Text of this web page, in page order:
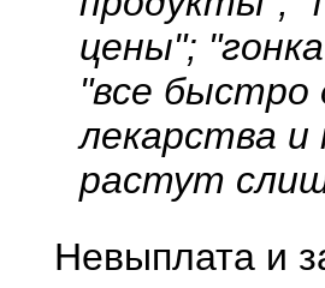
цены";
"все быстро
лекарства
растут
Невыплата и